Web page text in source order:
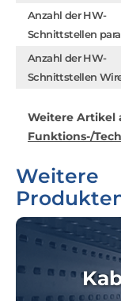
Anzahl der HW-
Schnittstellen
Anzahl der HW-
Schnittstellen
Weitere Artikel
Funktions-/
Weitere